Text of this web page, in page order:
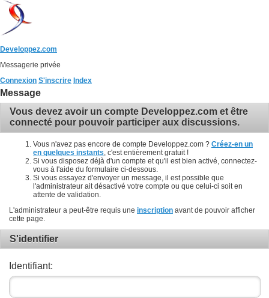
Developpez.com
Messagerie privée
Connexion S'inscrire Index
Message
Vous devez avoir un compte Developpez.com et être
connecté pour pouvoir participer aux discussions.
Vous n'avez pas encore de compte Developpez.com ? Créez-en un
en quelques instants , c'est entièrement gratuit !
Si vous disposez déjà d'un compte et qu'il est bien activé, connectez-
vous à l'aide du formulaire ci-dessous.
Si vous essayez d'envoyer un message, il est possible que
l'administrateur ait désactivé votre compte ou que celui-ci soit en
attente de validation.
L'administrateur a peut-être requis une inscription avant de pouvoir afficher
cette page.
S'identifier
Identifiant: